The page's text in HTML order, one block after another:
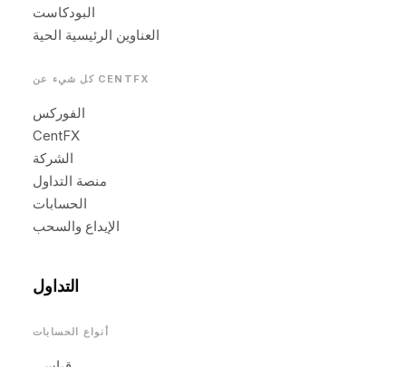
البودكاست
العناوين الرئيسية الحية
كل شيء عن CENTFX
الفوركس
CentFX
الشركة
منصة التداول
الحسابات
الإيداع والسحب
التداول
أنواع الحسابات